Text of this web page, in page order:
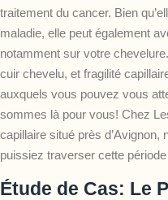
traitement du cancer. Bien
maladie, elle peut également
notamment sur votre chevelure.
cuir chevelu, et fragilité
auxquels vous pouvez vous
sommes là pour vous! Chez
capillaire situé près
puissiez traverser cette
Étude de Cas: Le